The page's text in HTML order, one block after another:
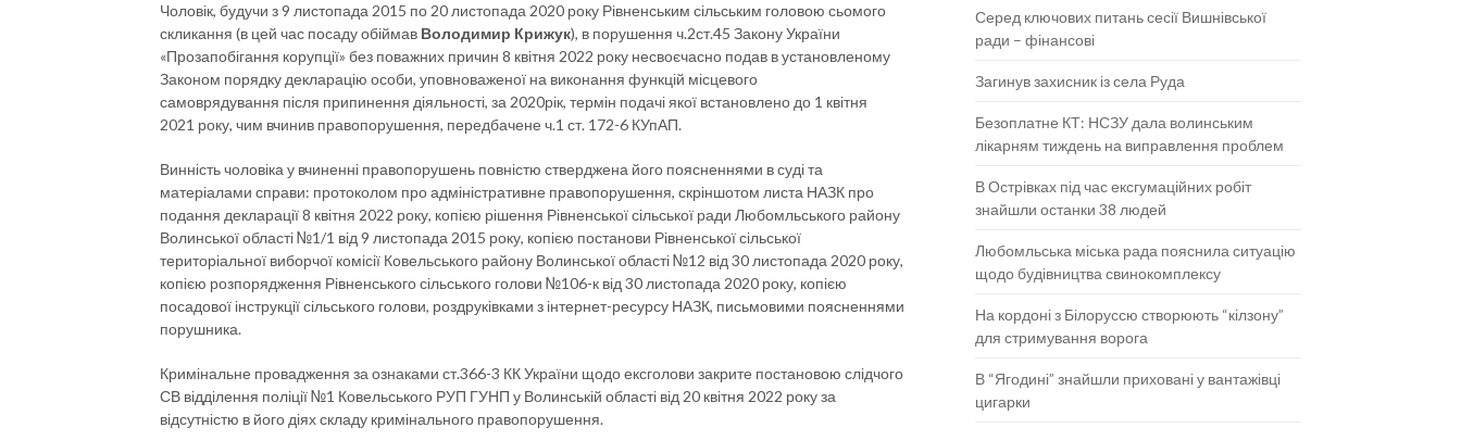
Чоловік, будучи з 9 листопада 2015 по 20 листопада 2020 року Рівненським сільським головою сьомого
скликання (в цей час посаду обіймав Володимир Крижук), в порушення ч.2ст.45 Закону України
«Прозапобігання корупції» без поважних причин 8 квітня 2022 року несвоєчасно подав в установленому
Законом порядку декларацію особи, уповноваженої на виконання функцій місцевого
самоврядування після припинення діяльності, за 2020рік, термін подачі якої встановлено до 1 квітня
2021 року, чим вчинив правопорушення, передбачене ч.1 ст. 172-6 КУпАП.
Винність чоловіка у вчиненні правопорушень повністю стверджена його поясненнями в суді та
матеріалами справи: протоколом про адміністративне правопорушення, скріншотом листа НАЗК про
подання декларації 8 квітня 2022 року, копією рішення Рівненської сільської ради Любомльського району
Волинської області №1/1 від 9 листопада 2015 року, копією постанови Рівненської сільської
територіальної виборчої комісії Ковельського району Волинської області №12 від 30 листопада 2020 року,
копією розпорядження Рівненського сільського голови №106-к від 30 листопада 2020 року, копією
посадової інструкції сільського голови, роздруківками з інтернет-ресурсу НАЗК, письмовими поясненнями
порушника.
Кримінальне провадження за ознаками ст.366-3 КК України щодо ексголови закрите постановою слідчого
СВ відділення поліції №1 Ковельського РУП ГУНП у Волинській області від 20 квітня 2022 року за
відсутністю в його діях складу кримінального правопорушення.
Серед ключових питань сесії Вишнівської
ради – фінансові
Загинув захисник із села Руда
Безоплатне КТ: НСЗУ дала волинським
лікарням тиждень на виправлення проблем
В Острівках під час ексгумаційних робіт
знайшли останки 38 людей
Любомльська міська рада пояснила ситуацію
щодо будівництва свинокомплексу
На кордоні з Білоруссю створюють “кілзону”
для стримування ворога
В “Ягодині” знайшли приховані у вантажівці
цигарки